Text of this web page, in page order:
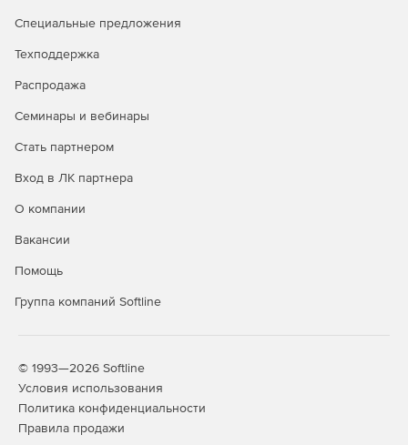
Специальные предложения
Техподдержка
Распродажа
Семинары и вебинары
Стать партнером
Вход в ЛК партнера
О компании
Вакансии
Помощь
Группа компаний Softline
© 1993—2026 Softline
Условия использования
Политика конфиденциальности
Правила продажи